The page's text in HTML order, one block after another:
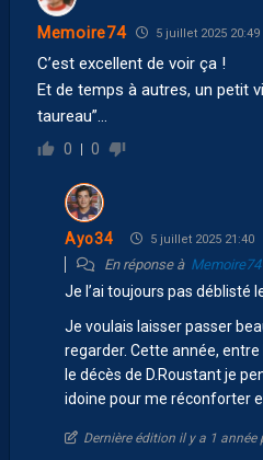
Memoire74 5 juillet 2025 20:49
C’est excellent de voir ça !
Et de temps à autres, un petit
taureau”…
0 0
Ayo34 5 juillet 2025 21:40
En réponse à Memoire74
Je l’ai toujours pas déblisté
Je voulais laisser passer
regarder. Cette année, entre
le décès de D.Roustant je
idoine pour me réconforter
Dernière édition il y a 1 année